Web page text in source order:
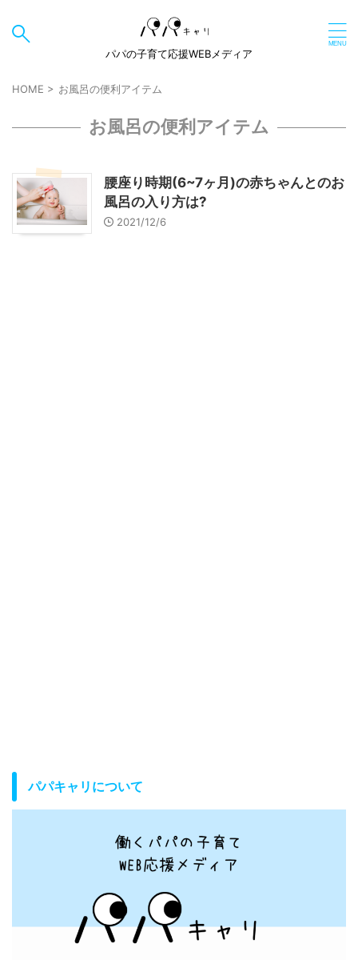
パパの子育て応援WEBメディア
HOME > お風呂の便利アイテム
お風呂の便利アイテム
腰座り時期(6~7ヶ月)の赤ちゃんとのお
風呂の入り方は?
2021/12/6
パパキャリについて